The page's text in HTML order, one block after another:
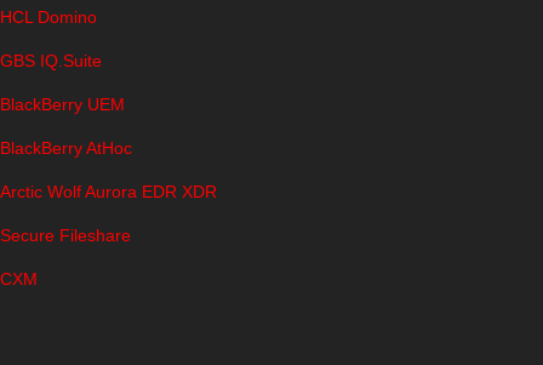
HCL Domino
GBS IQ.Suite
BlackBerry UEM
BlackBerry AtHoc
Arctic Wolf Aurora EDR XDR
Secure Fileshare
CXM